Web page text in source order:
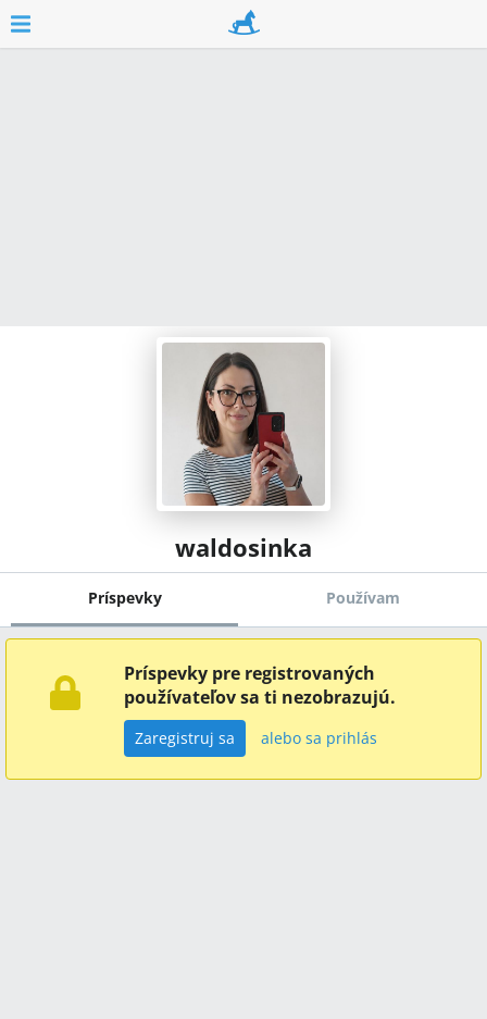
waldosinka
Príspevky Používam
Príspevky pre registrovaných
používateľov sa ti nezobrazujú.
Zaregistruj sa alebo sa prihlás